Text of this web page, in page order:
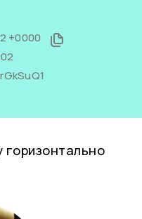
+0000
горизонтально